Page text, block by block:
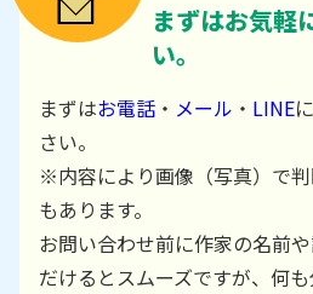
まずはお気軽
い。
まずはお電話 ・ メール ・ LINE
さい。
※内容により画像（写真）で
もあります。
お問い合わせ前に作家の名前
だけるとスムーズですが、何